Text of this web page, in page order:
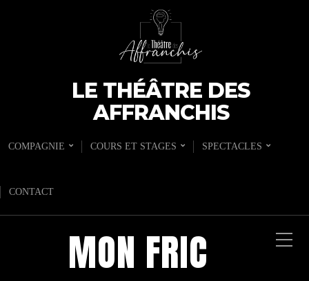
LE THÉÂTRE DES
AFFRANCHIS
COMPAGNIE COURS ET STAGES SPECTACLES
CONTACT
MON FRIC